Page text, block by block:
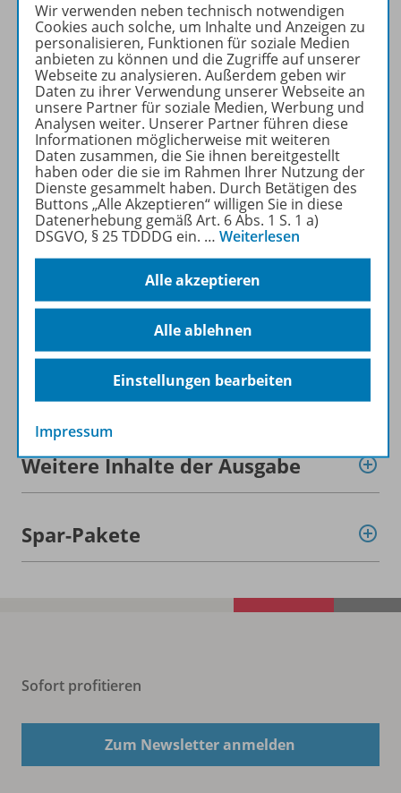
den wissenschaftlichen
Transfer!
Ihr Wegweiser zu den
wichtigsten Seiten der GR:
zu den Abo-Angeboten
zum Zeitschriftenkiosk
zum Online-Archiv
Mehr zur Zeitschrift
Informationen
Beschreibung
Weitere Inhalte der Ausgabe
Spar-Pakete
Sofort profitieren
Zum Newsletter anmelden
Wir verwenden neben technisch notwendigen
Cookies auch solche, um Inhalte und Anzeigen zu
personalisieren, Funktionen für soziale Medien
anbieten zu können und die Zugriffe auf unserer
Webseite zu analysieren. Außerdem geben wir
Daten zu ihrer Verwendung unserer Webseite an
unsere Partner für soziale Medien, Werbung und
Analysen weiter. Unserer Partner führen diese
Informationen möglicherweise mit weiteren
Daten zusammen, die Sie ihnen bereitgestellt
haben oder die sie im Rahmen Ihrer Nutzung der
Dienste gesammelt haben. Durch Betätigen des
Buttons „Alle Akzeptieren“ willigen Sie in diese
Datenerhebung gemäß Art. 6 Abs. 1 S. 1 a)
DSGVO, § 25 TDDDG ein. … Weiterlesen
Alle akzeptieren
Alle ablehnen
Einstellungen bearbeiten
Impressum